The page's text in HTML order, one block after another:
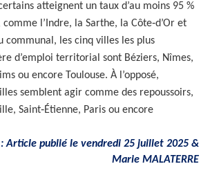
atteignent un taux d’au moins 95 %
l’Indre, la Sarthe, la Côte‑d’Or et
communal, les cinq villes les plus
d’emploi territorial sont Béziers, Nîmes,
ou encore Toulouse. À l’opposé,
semblent agir comme des repoussoirs,
Saint‑Étienne, Paris ou encore
: Article publié le vendredi 25 juillet 2025 &
Marie MALATERRE